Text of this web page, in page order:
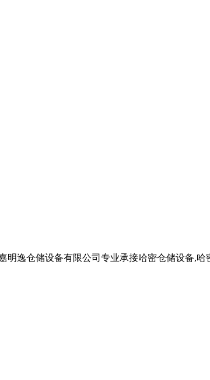
逸仓储设备有限公司专业承接哈密仓储设备,哈